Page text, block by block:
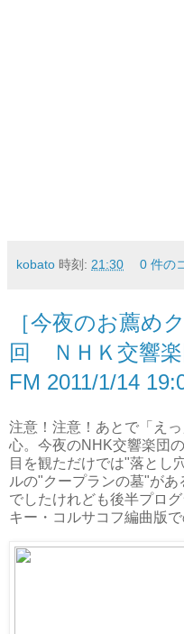
kobato 時刻: 21:30 0 件の
［今夜のお薦め
回 ＮＨＫ交響
FM 2011/1/14
注意！注意！あとで「え
心。今夜のNHK交響楽団
目を観ただけでは"落とし
ルの"クープランの墓"が
でしたけれども後半プロ
キー・コルサコフ編曲版で